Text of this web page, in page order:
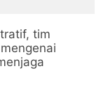
tim